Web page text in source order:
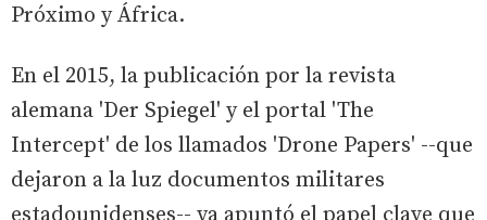
Próximo y África.
En el 2015, la publicación por la revista
alemana 'Der Spiegel' y el portal 'The
Intercept' de los llamados 'Drone Papers' --que
dejaron a la luz documentos militares